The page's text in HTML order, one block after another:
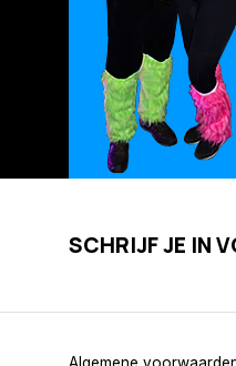
SCHRIJF JE IN
Algemene